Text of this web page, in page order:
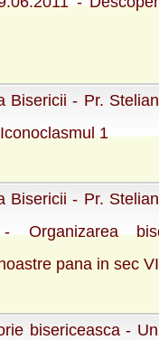
Bisericii - Pr.
1
Bisericii - Pr.
- Organizarea
pana in sec VI
bisericeasca -